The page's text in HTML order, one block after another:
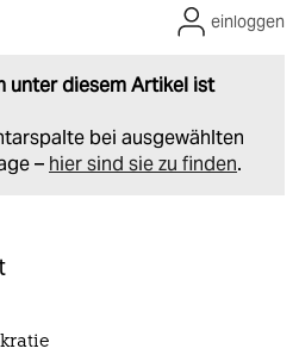
unter diesem Artikel ist
bei ausgewählten
– hier sind sie zu finden.
einloggen